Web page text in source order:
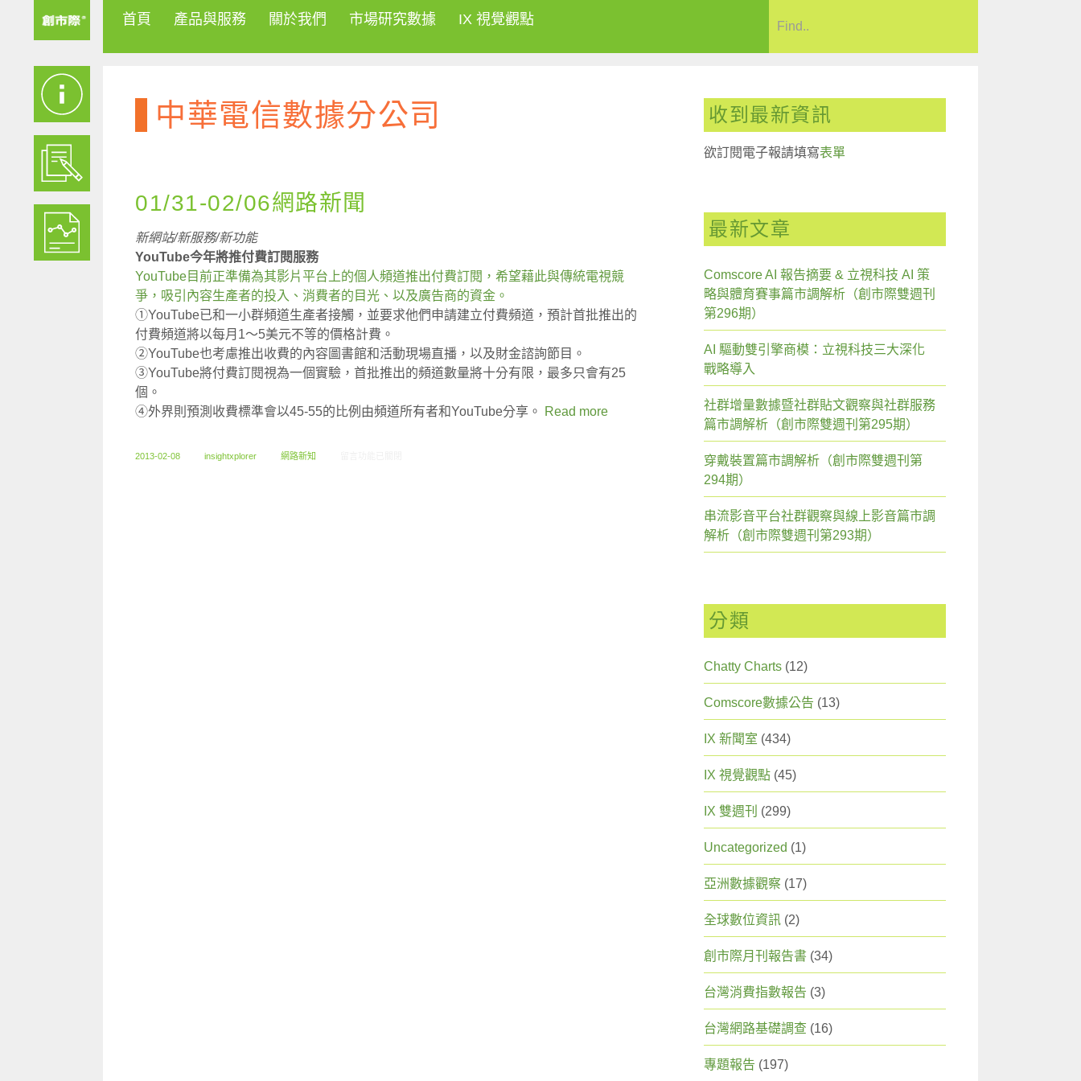
首頁 產品與服務 關於我們 市場研究數據 IX 視覺觀點
中華電信數據分公司
01/31-02/06網路新聞
新網站/新服務/新功能
YouTube今年將推付費訂閱服務
YouTube目前正準備為其影片平台上的個人頻道推出付費訂閱，希望藉此與傳統電視競
爭，吸引內容生產者的投入、消費者的目光、以及廣告商的資金。
①YouTube已和一小群頻道生產者接觸，並要求他們申請建立付費頻道，預計首批推出的
付費頻道將以每月1～5美元不等的價格計費。
②YouTube也考慮推出收費的內容圖書館和活動現場直播，以及財金諮詢節目。
③YouTube將付費訂閱視為一個實驗，首批推出的頻道數量將十分有限，最多只會有25
個。
④外界則預測收費標準會以45-55的比例由頻道所有者和YouTube分享。
Read more
2013-02-08 insightxplorer 網路新知
收到最新資訊
欲訂閱電子報請填寫表單
最新文章
Comscore AI 報告摘要 & 立視科技 AI 策
略與體育賽事篇市調解析（創市際雙週刊
第296期）
AI 驅動雙引擎商模：立視科技三大深化
戰略導入
社群增量數據暨社群貼文觀察與社群服務
篇市調解析（創市際雙週刊第295期）
穿戴裝置篇市調解析（創市際雙週刊第
294期）
串流影音平台社群觀察與線上影音篇市調
解析（創市際雙週刊第293期）
分類
Chatty Charts (12)
Comscore數據公告 (13)
IX 新聞室 (434)
IX 視覺觀點 (45)
IX 雙週刊 (299)
Uncategorized (1)
亞洲數據觀察 (17)
全球數位資訊 (2)
創市際月刊報告書 (34)
台灣消費指數報告 (3)
台灣網路基礎調查 (16)
專題報告 (197)